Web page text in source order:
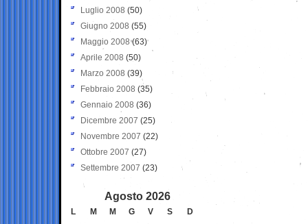
Luglio 2008 (50)
Giugno 2008 (55)
Maggio 2008(63)
Aprile 2008 (50)
Marzo 2008 (39)
Febbraio 2008 (35)
Gennaio 2008 (36)
Dicembre 2007 (25)
Novembre 2007 (22)
Ottobre 2007 (27)
Settembre 2007 (23)
Agosto 2026
L M M G V S
D